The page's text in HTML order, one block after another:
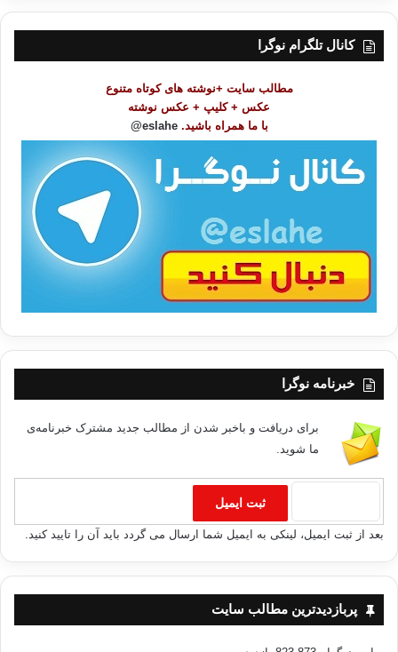
کانال تلگرام نوگرا
مطالب سایت +نوشته های کوتاه متنوع
عکس + کلیپ + عکس نوشته
با ما همراه باشید. eslahe@
خبرنامه نوگرا
برای دریافت و باخبر شدن از مطالب جدید مشترک خبرنامه‌ی
ما شوید.
بعد از ثبت ایمیل، لینکی به ایمیل شما ارسال می گردد باید آن را تایید کنید.
پربازدیدترین مطالب سایت